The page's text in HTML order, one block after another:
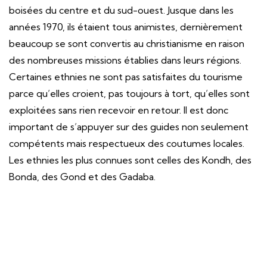
boisées du centre et du sud-ouest. Jusque dans les
années 1970, ils étaient tous animistes, dernièrement
beaucoup se sont convertis au christianisme en raison
des nombreuses missions établies dans leurs régions.
Certaines ethnies ne sont pas satisfaites du tourisme
parce qu’elles croient, pas toujours à tort, qu’elles sont
exploitées sans rien recevoir en retour. Il est donc
important de s’appuyer sur des guides non seulement
compétents mais respectueux des coutumes locales.
Les ethnies les plus connues sont celles des Kondh, des
Bonda, des Gond et des Gadaba.